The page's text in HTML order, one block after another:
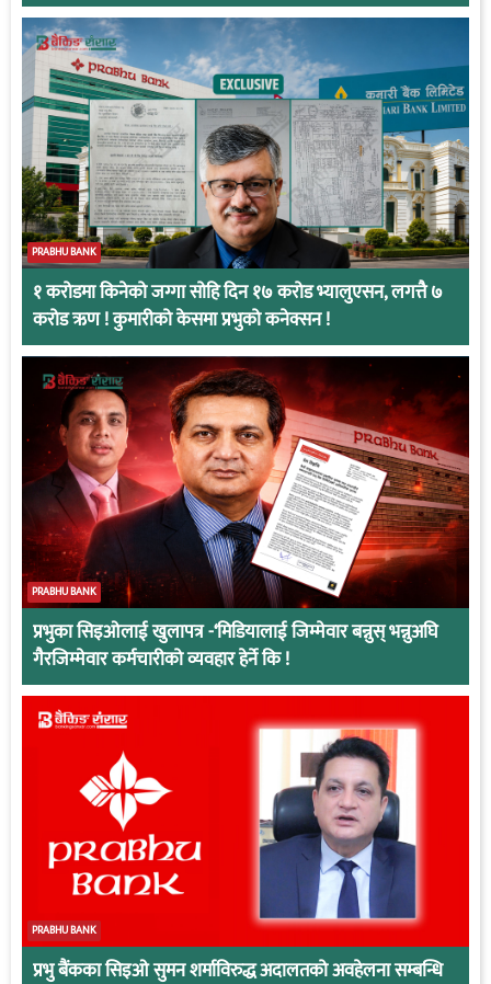
PRABHU BANK
१ करोडमा किनेको जग्गा सोहि दिन १७ करोड भ्यालुएसन, लगत्तै ७
करोड ऋण ! कुमारीको केसमा प्रभुको कनेक्सन !
PRABHU BANK
प्रभुका सिइओलाई खुलापत्र -‘मिडियालाई जिम्मेवार बन्नुस् भन्नुअघि
गैरजिम्मेवार कर्मचारीको व्यवहार हेर्ने कि !
PRABHU BANK
प्रभु बैंकका सिइओ सुमन शर्माविरुद्ध अदालतको अवहेलना सम्बन्धि